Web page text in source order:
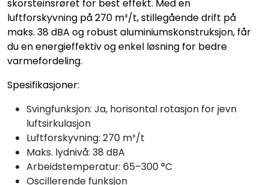
skorsteinsrøret for best effekt. Med en
luftforskyvning på 270 m³/t, stillegående drift på
maks. 38 dBA og robust aluminiumskonstruksjon, får
du en energieffektiv og enkel løsning for bedre
varmefordeling.
Spesifikasjoner:
Svingfunksjon: Ja, horisontal rotasjon for jevn
luftsirkulasjon
Luftforskyvning: 270 m³/t
Maks. lydnivå: 38 dBA
Arbeidstemperatur: 65–300 °C
Oscillerende funksjon